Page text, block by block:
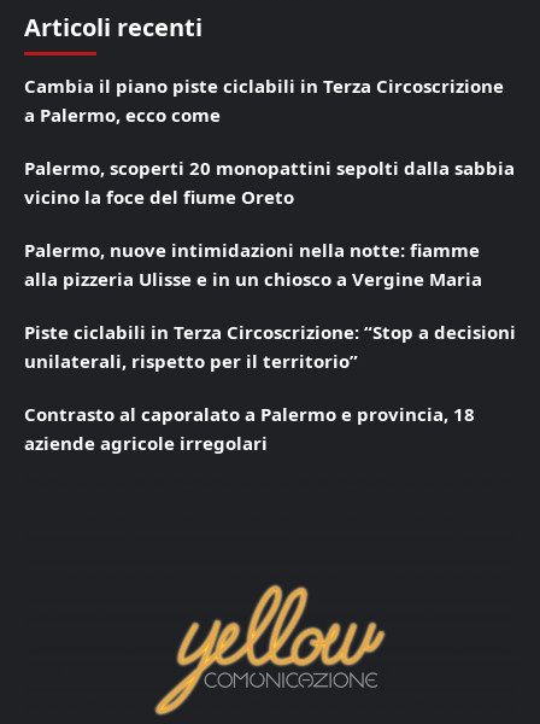
Articoli recenti
Cambia il piano piste ciclabili in Terza Circoscrizione
a Palermo, ecco come
Palermo, scoperti 20 monopattini sepolti dalla sabbia
vicino la foce del fiume Oreto
Palermo, nuove intimidazioni nella notte: fiamme
alla pizzeria Ulisse e in un chiosco a Vergine Maria
Piste ciclabili in Terza Circoscrizione: “Stop a decisioni
unilaterali, rispetto per il territorio”
Contrasto al caporalato a Palermo e provincia, 18
aziende agricole irregolari